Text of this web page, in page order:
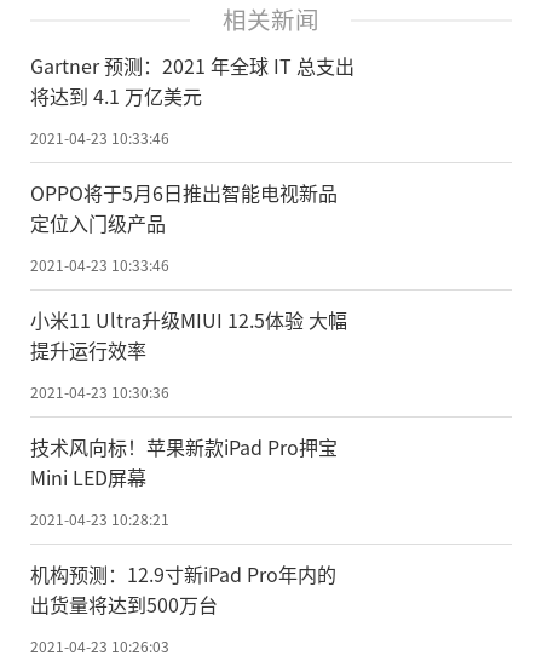
这不仅使 IT 从一个后台部门转变为一线业务
部门，而且资金来源也会从受到控制、监
督、有时甚至遭到削减的管理费用转变为推
动收入的费用。”
从现在起到 2022 年，预计所有 IT 支出
细分市场都将恢复增长(见表一)。由于企业将
重心转移到为员工提供更舒适、创新和高效
的环境上，因此设备(14%)和企业软件(10.
8%)将成为增长最快的细分市场。
例如社交软件和协作平台以及人力资本
管理(HCM)软件等领域的技术投资正在因企业
机构对员工体验和身心健康的日益重视而向
前发展。
虽然企业机构不会仅仅因为 2021 年经济
的确定性有所提高而减少优化和成本节约方
相关新闻
Gartner 预测：2021 年全球 IT 总支出
将达到 4.1 万亿美元
2021-04-23 10:33:46
OPPO将于5月6日推出智能电视新品
定位入门级产品
2021-04-23 10:33:46
小米11 Ultra升级MIUI 12.5体验 大幅
提升运行效率
2021-04-23 10:30:36
技术风向标！苹果新款iPad Pro押宝
Mini LED屏幕
2021-04-23 10:28:21
机构预测：12.9寸新iPad Pro年内的
出货量将达到500万台
2021-04-23 10:26:03